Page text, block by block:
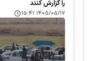
را گزارش کنند
۱۴۰۵/۰۵/۱۷ ۱۵:۴۱